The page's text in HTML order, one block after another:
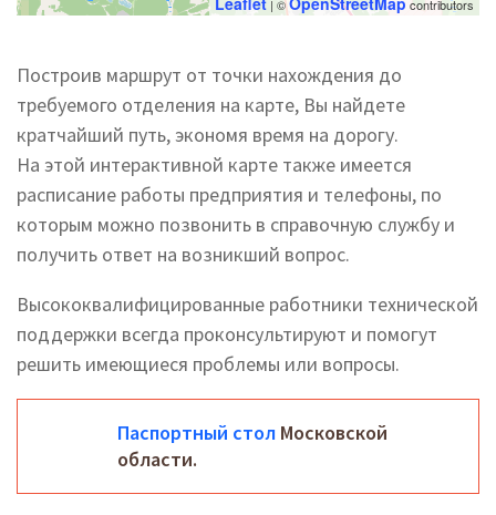
| © contributors
Построив маршрут от точки нахождения до
требуемого отделения на карте, Вы найдете
кратчайший путь, экономя время на дорогу.
На этой интерактивной карте также имеется
расписание работы предприятия и телефоны, по
которым можно позвонить в справочную службу и
получить ответ на возникший вопрос.
Высококвалифицированные работники технической
поддержки всегда проконсультируют и помогут
решить имеющиеся проблемы или вопросы.
Паспортный стол Московской
области.